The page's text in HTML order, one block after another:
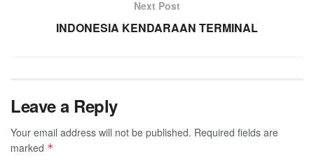
Next Post
INDONESIA KENDARAAN TERMINAL
Leave a Reply
Your email address will not be published. Required fields are
marked *